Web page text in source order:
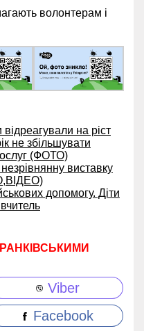
волонтерам і
на ріст
не збільшувати
(ФОТО)
виставку
допомогу. Діти
Viber
Facebook